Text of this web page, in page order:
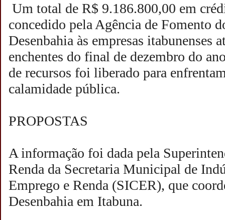
Um total de R$ 9.186.800,00 em
concedido pela Agência de Fomento
Desenbahia às empresas itabunenses
enchentes do final de dezembro do
de recursos foi liberado para
calamidade pública.
PROPOSTAS
A informação foi dada pela
Renda da Secretaria Municipal de
Emprego e Renda (SICER), que
Desenbahia em Itabuna.